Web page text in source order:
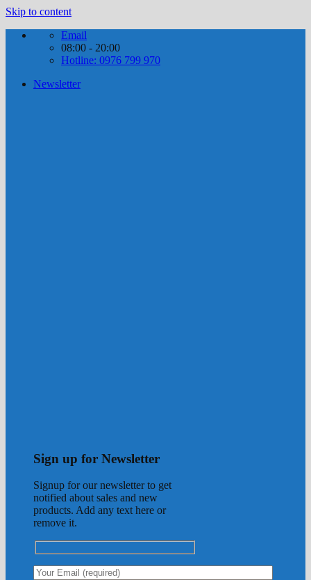
Skip to content
Email
08:00 - 20:00
Hotline: 0976 799 970
Newsletter
Sign up for Newsletter
Signup for our newsletter to get
notified about sales and new
products. Add any text here or
remove it.